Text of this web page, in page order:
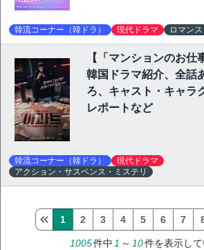
韓流コーナー（韓ドラ） 現代ドラマ ロマン
【「マンションのお仕
韓国ドラマ紹介、全話
ろ、キャスト・キャラ
レポートなど
韓流コーナー（韓ドラ）
現代ドラマ
アクション・サスペンス・ミステリ
1005件中 1 ～ 10件を表示して
1 2 3 4 5 6 7